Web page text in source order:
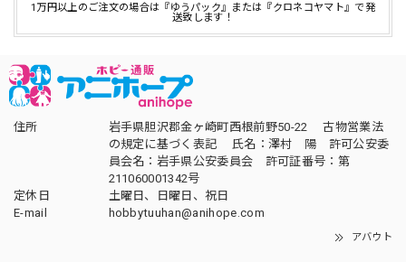
1万円以上のご注文の場合は『ゆうパック』または『クロネコヤマト』で発
送致します！
住所
岩手県胆沢郡金ヶ崎町西根前野50-22 古物営業法
の規定に基づく表記 氏名：澤村 陽 許可公安委
員会名：岩手県公安委員会 許可証番号：第
211060001342号
定休日
土曜日、日曜日、祝日
E-mail
hobbytuuhan@anihope.com
アバウト